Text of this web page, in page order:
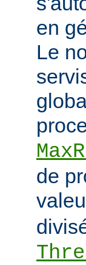
en
Le
de